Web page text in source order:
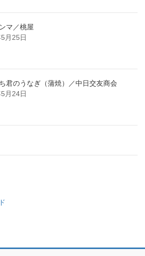
マ／桃屋
月25日
君のうなぎ（蒲焼）／中日交友商会
月24日